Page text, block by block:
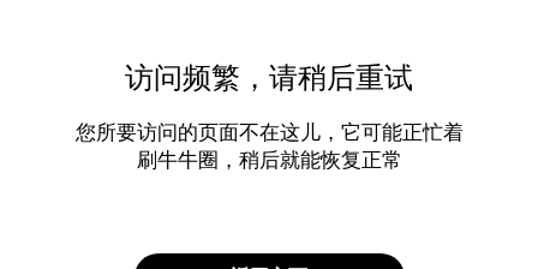
访问频繁，请稍后重试
您所要访问的页面不在这儿，它可能正忙着
刷牛牛圈，稍后就能恢复正常